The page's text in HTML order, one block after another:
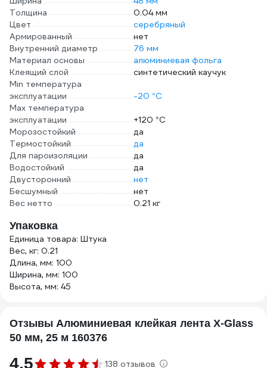
Толщина
0.04 мм
Цвет
серебряный
Армированный
нет
Внутренний диаметр
76 мм
Материал основы
алюминиевая фольга
Клеящий слой
синтетический каучук
Min температура
эксплуатации
-20 °С
Max температура
эксплуатации
+120 °С
Морозостойкий
да
Термостойкий
да
Для пароизоляции
да
Водостойкий
да
Двусторонний
нет
Бесшумный
нет
Вес нетто
0.21 кг
Упаковка
Единица товара: Штука
Вес, кг: 0.21
Длина, мм: 100
Ширина, мм: 100
Высота, мм: 45
Отзывы Алюминиевая клейкая лента X-Glass
50 мм, 25 м 160376
4.5 138 отзывов